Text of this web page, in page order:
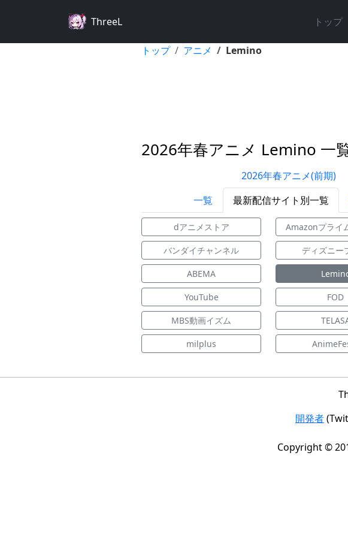
ThreeL トップ
トップ アニメ Lemino
2026年春アニメ Lemino 一
2026年春アニメ(前期)
一覧
最新配信サイト別一覧
dアニメストア Amazonプライ
バンダイチャンネル ディズニー
ABEMA
YouTube FOD
MBS動画イズム
milplus
開発者
Copyright ©